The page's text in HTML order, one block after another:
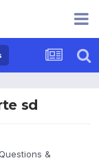
sd
&